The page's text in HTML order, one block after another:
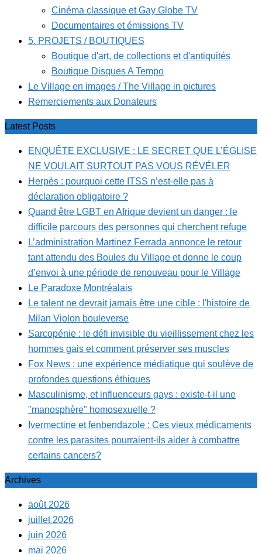
Cinéma classique et Gay Globe TV
Documentaires et émissions TV
5. PROJETS / BOUTIQUES
Boutique d'art, de collections et d'antiquités
Boutique Disques A Tempo
Le Village en images / The Village in pictures
Remerciements aux Donateurs
Latest Posts
ENQUÊTE EXCLUSIVE : LE SECRET QUE L’ÉGLISE
NE VOULAIT SURTOUT PAS VOUS RÉVÉLER
Herpès : pourquoi cette ITSS n’est-elle pas à
déclaration obligatoire ?
Quand être LGBT en Afrique devient un danger : le
difficile parcours des personnes qui cherchent refuge
L’administration Martinez Ferrada annonce le retour
tant attendu des Boules du Village et donne le coup
d’envoi à une période de renouveau pour le Village
Le Paradoxe Montréalais
Le talent ne devrait jamais être une cible : l'histoire de
Milan Violon bouleverse
Sarcopénie : le défi invisible du vieillissement chez les
hommes gais et comment préserver ses muscles
Fox News : une expérience médiatique qui soulève de
profondes questions éthiques
Masculinisme, et influenceurs gays : existe-t-il une
"manosphère" homosexuelle ?
Ivermectine et fenbendazole : Ces vieux médicaments
contre les parasites pourraient-ils aider à combattre
certains cancers?
Archives
août 2026
juillet 2026
juin 2026
mai 2026